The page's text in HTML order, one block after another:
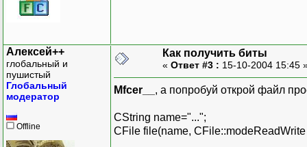
Алексей++
глобальный и
пушистый
Глобальный
модератор
Offline
Как получить биты
« Ответ #3 : 15-10-2004 15:45
Mfcer__ , а попробуй открой файл
CString name="...";
CFile file(name,